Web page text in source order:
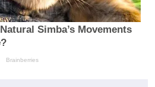
Simba’s Movements
Brainberries